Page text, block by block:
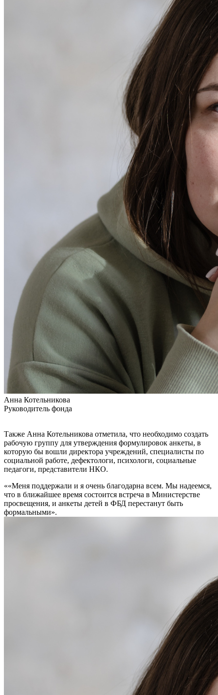
Анна Котельникова
Руководитель фонда
Также Анна Котельникова отметила, что необходимо создать
рабочую группу для утверждения формулировок анкеты, в
которую бы вошли директора учреждений, специалисты по
социальной работе, дефектологи, психологи, социальные
педагоги, представители НКО.
««Меня поддержали и я очень благодарна всем. Мы надеемся,
что в ближайшее время состоится встреча в Министерстве
просвещения, и анкеты детей в ФБД перестанут быть
формальными».